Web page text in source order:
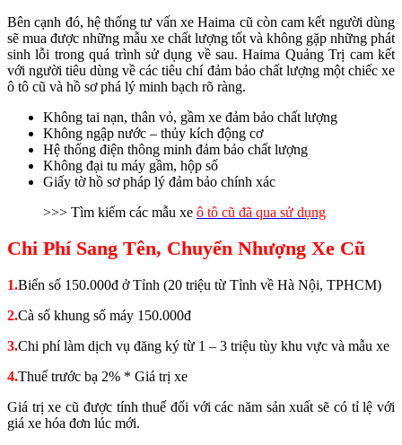
Bên cạnh đó, hệ thống tư vấn xe Haima cũ còn cam kết người dùng
sẽ mua được những mẫu xe chất lượng tốt và không gặp những phát
sinh lỗi trong quá trình sử dụng về sau. Haima Quảng Trị cam kết
với người tiêu dùng về các tiêu chí đảm bảo chất lượng một chiếc xe
ô tô cũ và hồ sơ phá lý minh bạch rõ ràng.
Không tai nạn, thân vỏ, gầm xe đảm bảo chất lượng
Không ngập nước – thủy kích động cơ
Hệ thống điện thông minh đảm bảo chất lượng
Không đại tu máy gầm, hộp số
Giấy tờ hồ sơ pháp lý đảm bảo chính xác
>>> Tìm kiếm các mẫu xe ô tô cũ đã qua sử dụng
Chi Phí Sang Tên, Chuyển Nhượng Xe Cũ
1.Biển số 150.000đ ở Tỉnh (20 triệu từ Tỉnh về Hà Nội, TPHCM)
2.Cà số khung số máy 150.000đ
3.Chi phí làm dịch vụ đăng ký từ 1 – 3 triệu tùy khu vực và mẫu xe
4.Thuế trước bạ 2% * Giá trị xe
Giá trị xe cũ được tính thuế đối với các năm sản xuất sẽ có tỉ lệ với
giá xe hóa đơn lúc mới.